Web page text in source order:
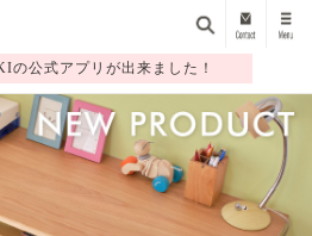
の公式アプリが出来ました！